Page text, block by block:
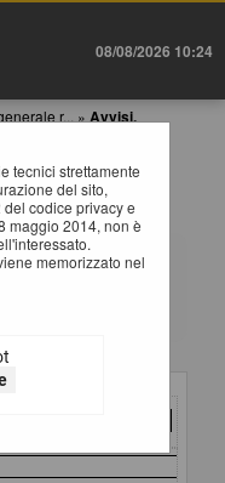
08/08/2026 10:24
r... » Avvisi,
tecnici strettamente
del sito,
codice privacy e
maggio 2014, non è
memorizzato nel
DI CARATTERE
possibile consultare
generale riferiti a
la documentazione
e dei servizi e
consultabili i relativi